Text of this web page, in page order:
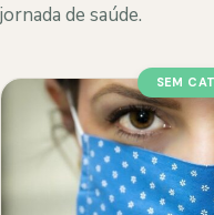
jornada de saúde.
SEM